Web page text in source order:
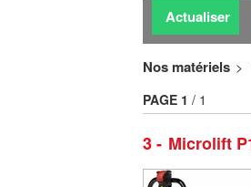
Actualiser
Nos matériels
3 Microlift
PAGE 1 / 1